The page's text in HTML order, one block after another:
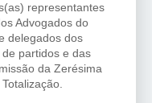
representantes
Advogados do
delegados dos
partidos e das
da Zerésima